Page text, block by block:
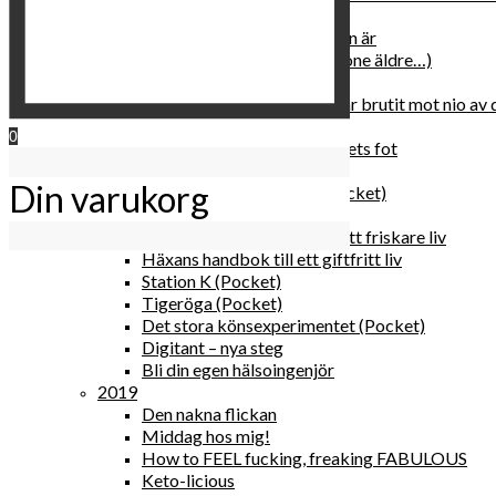
Hur du blir parisisk var du än är
Äldre och klokare (åtminstone äldre…)
Gud gav oss tio bud – jag har brutit mot nio av
Blomster & bakverk
Den lilla vingården vid bergets fot
Det lilla galleriet i solen (pocket)
Den nakna flickan (pocket)
Gröna, sköna tillbehör för ett friskare liv
Häxans handbok till ett giftfritt liv
Station K (Pocket)
Tigeröga (Pocket)
Det stora könsexperimentet (Pocket)
Digitant – nya steg
Bli din egen hälsoingenjör
2019
Den nakna flickan
Middag hos mig!
How to FEEL fucking, freaking FABULOUS
Keto-licious
0
Din varukorg